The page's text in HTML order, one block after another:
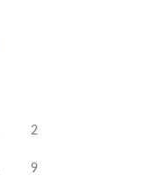
2
9